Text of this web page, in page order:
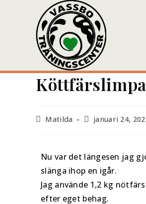
Matilda januari 24,
Nu var det längesen jag
slänga ihop en igår.
Jag använde 1,2 kg
efter eget behag.